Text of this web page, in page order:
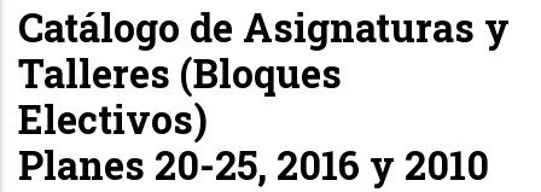
Catálogo de Asignaturas y
Talleres (Bloques
Electivos)
Planes 20-25, 2016 y 2010